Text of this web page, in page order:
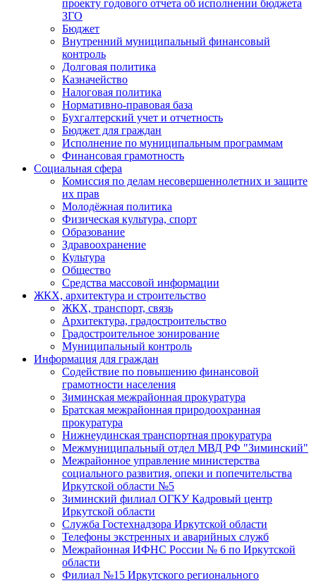
проекту годового отчета об исполнении бюджета
ЗГО
Бюджет
Внутренний муниципальный финансовый
контроль
Долговая политика
Казначейство
Налоговая политика
Нормативно-правовая база
Бухгалтерский учет и отчетность
Бюджет для граждан
Исполнение по муниципальным программам
Финансовая грамотность
Социальная сфера
Комиссия по делам несовершеннолетних и защите
их прав
Молодёжная политика
Физическая культура, спорт
Образование
Здравоохранение
Культура
Общество
Средства массовой информации
ЖКХ, архитектура и строительство
ЖКХ, транспорт, связь
Архитектура, градостроительство
Градостроительное зонирование
Муниципальный контроль
Информация для граждан
Содействие по повышению финансовой
грамотности населения
Зиминская межрайонная прокуратура
Братская межрайонная природоохранная
прокуратура
Нижнеудинская транспортная прокуратура
Межмуниципальный отдел МВД РФ "Зиминский"
Межрайонное управление министерства
социального развития, опеки и попечительства
Иркутской области №5
Зиминский филиал ОГКУ Кадровый центр
Иркутской области
Служба Гостехнадзора Иркутской области
Телефоны экстренных и аварийных служб
Межрайонная ИФНС России № 6 по Иркутской
области
Филиал №15 Иркутского регионального